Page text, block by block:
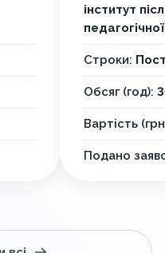
інститут
Строки:
Обсяг (год):
Вартість
Подано